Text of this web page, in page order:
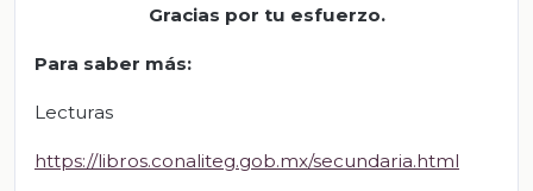
Gracias por tu esfuerzo.
Para saber más:
Lecturas
https://libros.conaliteg.gob.mx/secundaria.html